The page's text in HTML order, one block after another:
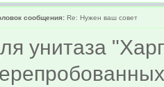
сообщения: Re: Нужен ваш совет
унитаза